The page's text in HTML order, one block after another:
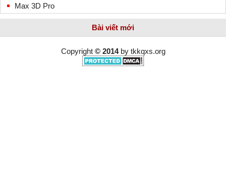
Max 3D Pro
Bài viết mới
Copyright © 2014by tkkqxs.org